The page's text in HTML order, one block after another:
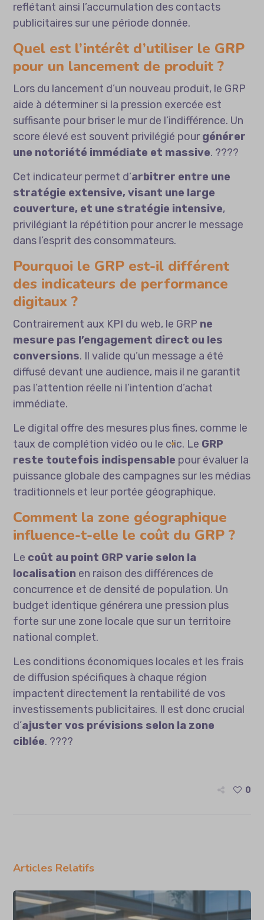
reflétant ainsi l’accumulation des contacts
publicitaires sur une période donnée.
Quel est l’intérêt d’utiliser le GRP
pour un lancement de produit ?
Lors du lancement d’un nouveau produit, le GRP
aide à déterminer si la pression exercée est
suffisante pour briser le mur de l’indifférence. Un
score élevé est souvent privilégié pourgénérer
une notoriété immédiate et massive. ????
Cet indicateur permet d’arbitrer entre une
stratégie extensive, visant une large
couverture, et une stratégie intensive,
privilégiant la répétition pour ancrer le message
dans l’esprit des consommateurs.
Pourquoi le GRP est-il différent
des indicateurs de performance
digitaux ?
Contrairement aux KPI du web, le GRP ne
mesure pas l’engagement direct ou les
conversions. Il valide qu’un message a été
diffusé devant une audience, mais il ne garantit
pas l’attention réelle ni l’intention d’achat
immédiate.
Le digital offre des mesures plus fines, comme le
taux de complétion vidéo ou le clic. Le GRP
reste toutefois indispensable pour évaluer la
puissance globale des campagnes sur les médias
traditionnels et leur portée géographique.
Comment la zone géographique
influence-t-elle le coût du GRP ?
Le coût au point GRP varie selon la
localisation en raison des différences de
concurrence et de densité de population. Un
budget identique générera une pression plus
forte sur une zone locale que sur un territoire
national complet.
Les conditions économiques locales et les frais
de diffusion spécifiques à chaque région
impactent directement la rentabilité de vos
investissements publicitaires. Il est donc crucial
d’ajuster vos prévisions selon la zone
ciblée. ????
0
Articles Relatifs